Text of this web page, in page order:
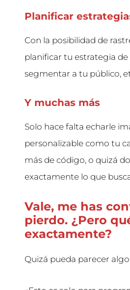
Planificar
Con la posibilidad de
planificar tu estrategia
segmentar a tu público,
Y muchas más
Solo hace falta echarle
personalizable como tu
más de código, o quizá
exactamente lo que
Vale, me has
pierdo. ¿Pero
exactamente?
Quizá pueda parecer